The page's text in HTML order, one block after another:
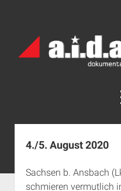
Archiv
München
4./5. August 2020
Sachsen b. Ansbach
schmieren vermutlich